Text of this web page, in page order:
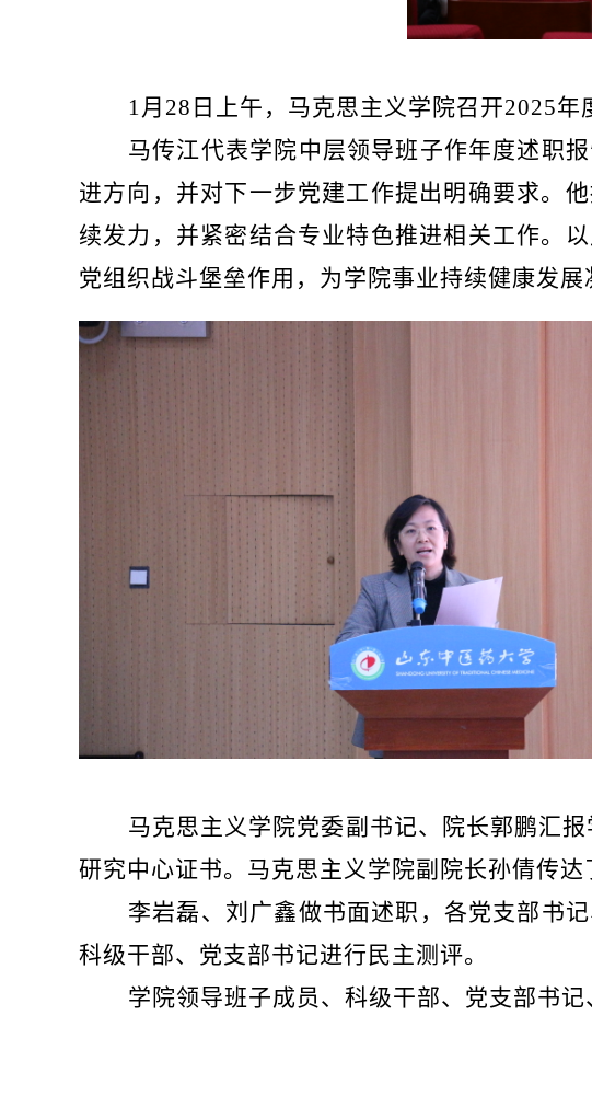
1月28日上午，马克思主义学院召开2025
马传江代表学院中层领导班子作年度述职
进方向，并对下一步党建工作提出明确要求。
续发力，并紧密结合专业特色推进相关工作。
党组织战斗堡垒作用，为学院事业持续健康发展
马克思主义学院党委副书记、院长郭鹏汇报
研究中心证书。马克思主义学院副院长孙倩传达
李岩磊、刘广鑫做书面述职，各党支部书
科级干部、党支部书记进行民主测评。
学院领导班子成员、科级干部、党支部书